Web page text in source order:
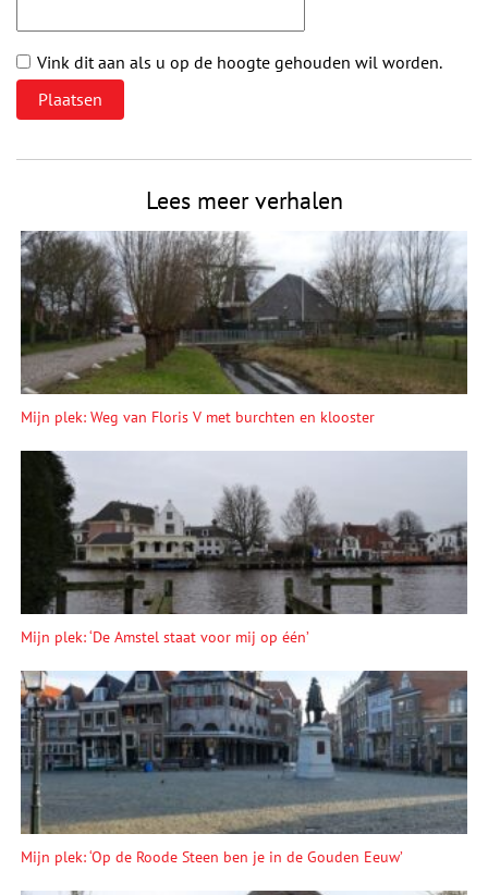
Vink dit aan als u op de hoogte gehouden wil worden.
Lees meer verhalen
Mijn plek: Weg van Floris V met burchten en klooster
Mijn plek: ‘De Amstel staat voor mij op één’
Mijn plek: ‘Op de Roode Steen ben je in de Gouden Eeuw’